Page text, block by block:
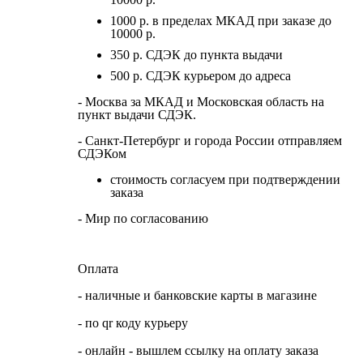
1000 р. в пределах МКАД при заказе до
10000 р.
350 р. СДЭК до пункта выдачи
500 р. СДЭК курьером до адреса
- Москва за МКАД и Московская область на
пункт выдачи СДЭК.
- Санкт-Петербург и города России отправляем
СДЭКом
стоимость согласуем при подтверждении
заказа
- Мир по согласованию
Оплата
- наличные и банковские карты в магазине
- по qr коду курьеру
- онлайн - вышлем ссылку на оплату заказа